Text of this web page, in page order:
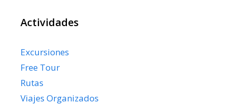
Actividades
Excursiones
Free Tour
Rutas
Viajes Organizados